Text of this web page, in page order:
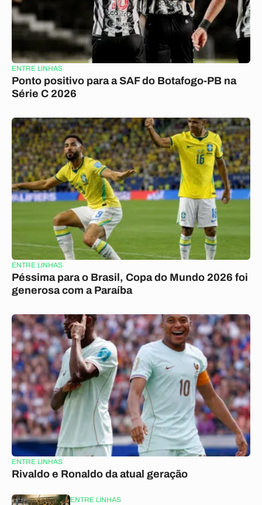
ENTRE LINHAS
Ponto positivo para a SAF do Botafogo-PB na
Série C 2026
ENTRE LINHAS
Péssima para o Brasil, Copa do Mundo 2026 foi
generosa com a Paraíba
ENTRE LINHAS
Rivaldo e Ronaldo da atual geração
ENTRE LINHAS